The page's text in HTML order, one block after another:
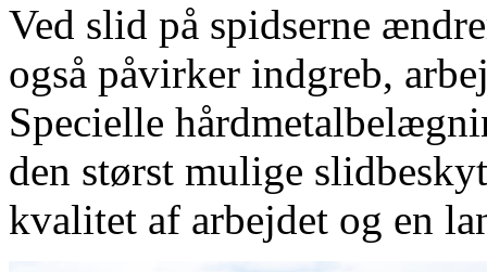
Ved slid på spidserne
også påvirker indgreb,
Specielle
den størst mulige
kvalitet af arbejdet og en